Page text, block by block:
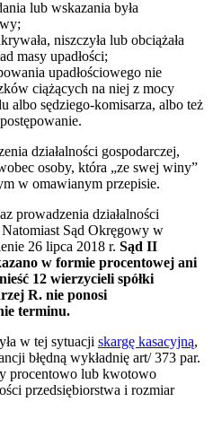
lub wskazania była
niszczyła lub obciążała
masy upadłości;
upadłościowego nie
ciążących na niej z mocy
albo sędziego-komisarza, albo też
działalności gospodarczej,
osoby, która „ze swej winy”
w omawianym przepisie.
prowadzenia działalności
Sąd Okręgowy w
26 lipca 2018 r. Sąd II
w formie procentowej ani
12 wierzycieli spółki
R. nie ponosi
terminu.
w tej sytuacji skargę kasacyjną,
błędną wykładnię art/ 373 par.
procentowo lub kwotowo
przedsiębiorstwa i rozmiar